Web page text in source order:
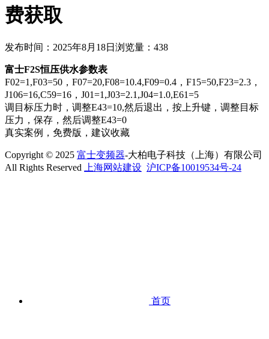
费获取
发布时间：2025年8月18日 浏览量：438
富士F2S恒压供水参数表
F02=1,F03=50，F07=20,F08=10.4,F09=0.4，F15=50,F23=2.3，
J106=16,C59=16，J01=1,J03=2.1,J04=1.0,E61=5
调目标压力时，调整E43=10,然后退出，按上升键，调整目标
压力，保存，然后调整E43=0
真实案例，免费版，建议收藏
Copyright © 2025 富士变频器-大柏电子科技（上海）有限公司
All Rights Reserved
上海网站建设 沪ICP备10019534号-24
首页